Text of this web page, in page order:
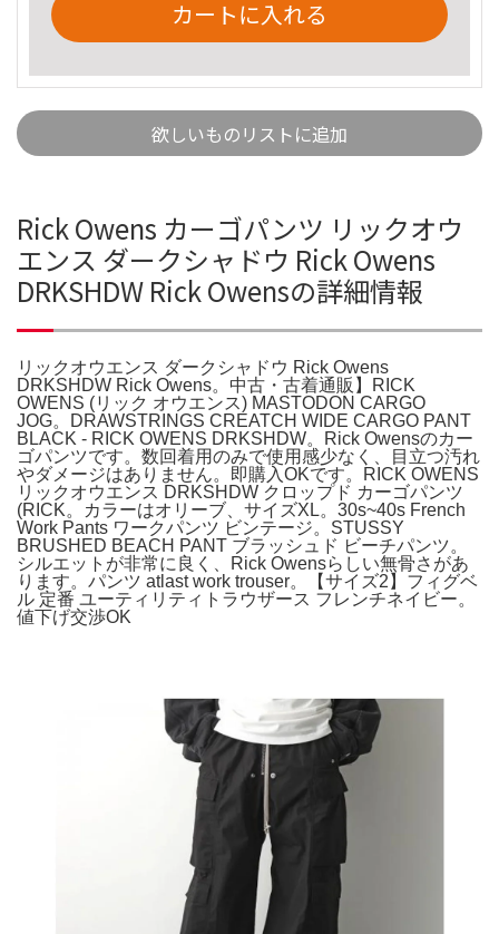
カートに入れる
欲しいものリストに追加
Rick Owens カーゴパンツ リックオウ
エンス ダークシャドウ Rick Owens
DRKSHDW Rick Owensの詳細情報
リックオウエンス ダークシャドウ Rick Owens
DRKSHDW Rick Owens。中古・古着通販】RICK
OWENS (リック オウエンス) MASTODON CARGO
JOG。DRAWSTRINGS CREATCH WIDE CARGO PANT
BLACK - RICK OWENS DRKSHDW。Rick Owensのカー
ゴパンツです。数回着用のみで使用感少なく、目立つ汚れ
やダメージはありません。即購入OKです。RICK OWENS
リックオウエンス DRKSHDW クロップド カーゴパンツ
(RICK。カラーはオリーブ、サイズXL。30s~40s French
Work Pants ワークパンツ ビンテージ。STUSSY
BRUSHED BEACH PANT ブラッシュド ビーチパンツ。
シルエットが非常に良く、Rick Owensらしい無骨さがあ
ります。パンツ atlast work trouser。【サイズ2】フィグベ
ル 定番 ユーティリティトラウザース フレンチネイビー。
値下げ交渉OK